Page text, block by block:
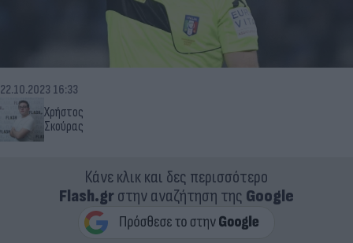
Χρήστος
Σκούρας
22.10.2023 16:33
Κάνε κλικ και δες περισσότερο
Flash.grστην αναζήτηση της Google